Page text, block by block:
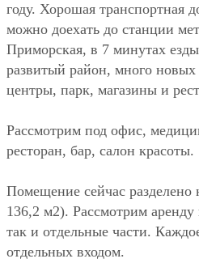
году. Хорошая транспортная
можно доехать до станции
Приморская, в 7 минутах
развитый район, много
центры, парк, магазины и
Рассмотрим под офис,
ресторан, бар, салон красоты.
Помещение сейчас разделено
136,2 м2). Рассмотрим
так и отдельные части.
отдельных входом.